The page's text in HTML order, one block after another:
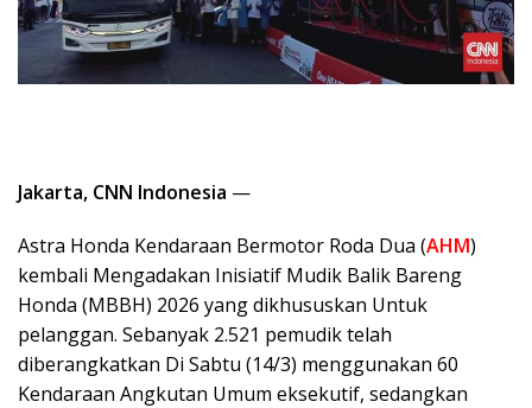
Jakarta, CNN Indonesia —
Astra Honda Kendaraan Bermotor Roda Dua (AHM)
kembali Mengadakan Inisiatif Mudik Balik Bareng
Honda (MBBH) 2026 yang dikhususkan Untuk
pelanggan. Sebanyak 2.521 pemudik telah
diberangkatkan Di Sabtu (14/3) menggunakan 60
Kendaraan Angkutan Umum eksekutif, sedangkan